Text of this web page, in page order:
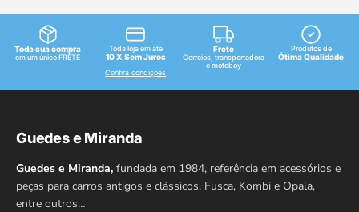
Toda sua compra
em um único FRETE
Toda loja em até
10 X Sem Juros
Confira condições
Frete
Correios, transportadora
e motoboy
Produtos de
Ótima Qualidade
Guedes e Miranda
Guedes e Miranda, fundada em 1984, referência em acessórios e
peças para carros antigos e clássicos, Fusca, Kombi e Opala,
entre outros…